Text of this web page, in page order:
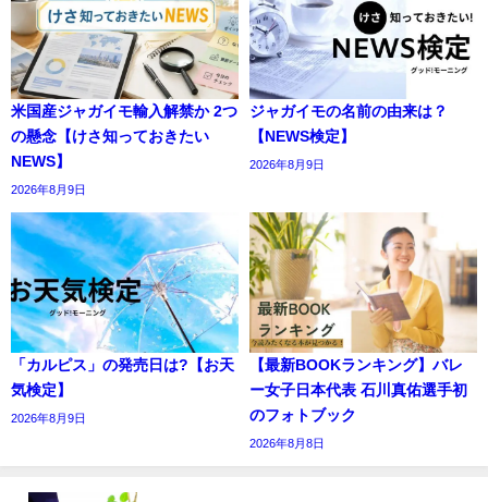
米国産ジャガイモ輸入解禁か 2つ
の懸念【けさ知っておきたい
NEWS】
2026年8月9日
ジャガイモの名前の由来は？
【NEWS検定】
2026年8月9日
「カルピス」の発売日は?【お天
気検定】
2026年8月9日
【最新BOOKランキング】バレ
ー女子日本代表 石川真佑選手初
のフォトブック
2026年8月8日